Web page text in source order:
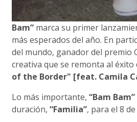
Bam”marca su primer
más esperados del año. En
del mundo, ganador del premio
creativa que se remonta al éxito
of the Border" [feat. Camila
Lo más importante, “Bam Bam”
duración, “Familia”, para el 8